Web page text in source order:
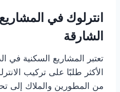
انترلوك في
الشارقة
تعتبر المشاريع السكنية في
الأكثر طلبًا على تركيب
من المطورين والملاك إلى